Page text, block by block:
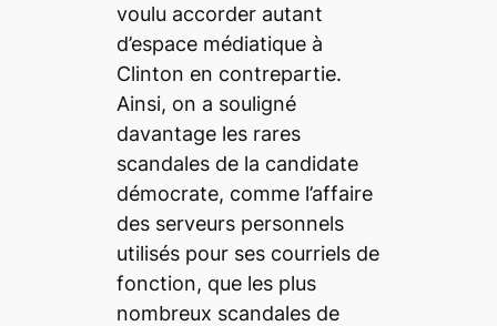
voulu accorder autant
d’espace médiatique à
Clinton en contrepartie.
Ainsi, on a souligné
davantage les rares
scandales de la candidate
démocrate, comme l’affaire
des serveurs personnels
utilisés pour ses courriels de
fonction, que les plus
nombreux scandales de